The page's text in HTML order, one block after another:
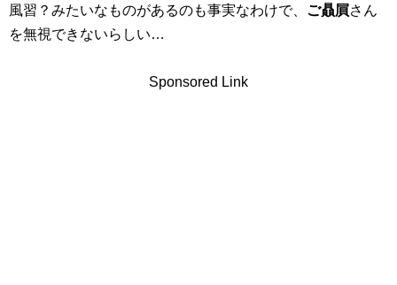
風習？みたいなものがあるのも事実なわけで、 ご贔屓さん
を無視できないらしい…
Sponsored Link